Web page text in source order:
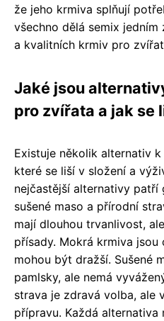
že jeho krmiva splňují
všechno dělá semix
a kvalitních krmiv pro
Jaké jsou
pro zvířata a jak se
Existuje několik alternativ
které se liší v složení a
nejčastější alternativy patří
sušené maso a přírodní
mají dlouhou trvanlivost,
přísady. Mokrá krmiva
mohou být dražší. Sušené
pamlsky, ale nemá
strava je zdravá volba, ale
přípravu. Každá